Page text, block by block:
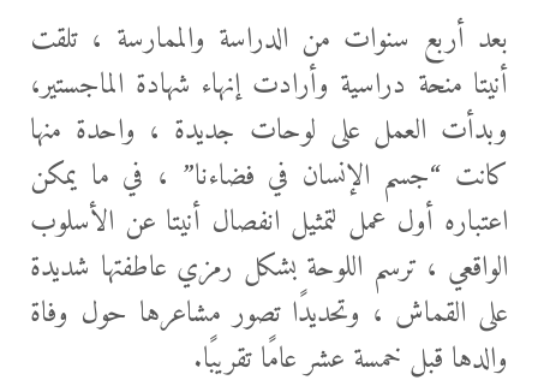
بعد أربع سنوات من الدراسة والممارسة ، تلقت
أنيتا منحة دراسية وأرادت إنهاء شهادة الماجستير،
وبدأت العمل على لوحات جديدة ، واحدة منها
كانت “جسم الإنسان في فضاءنا” ، في ما يمكن
اعتباره أول عمل لتمثيل انفصال أنيتا عن الأسلوب
الواقعي ، ترسم اللوحة بشكل رمزي عاطفتها شديدة
على القماش ، وتحديدًا تصور مشاعرها حول وفاة
والدها قبل خمسة عشر عامًا تقريبًا.